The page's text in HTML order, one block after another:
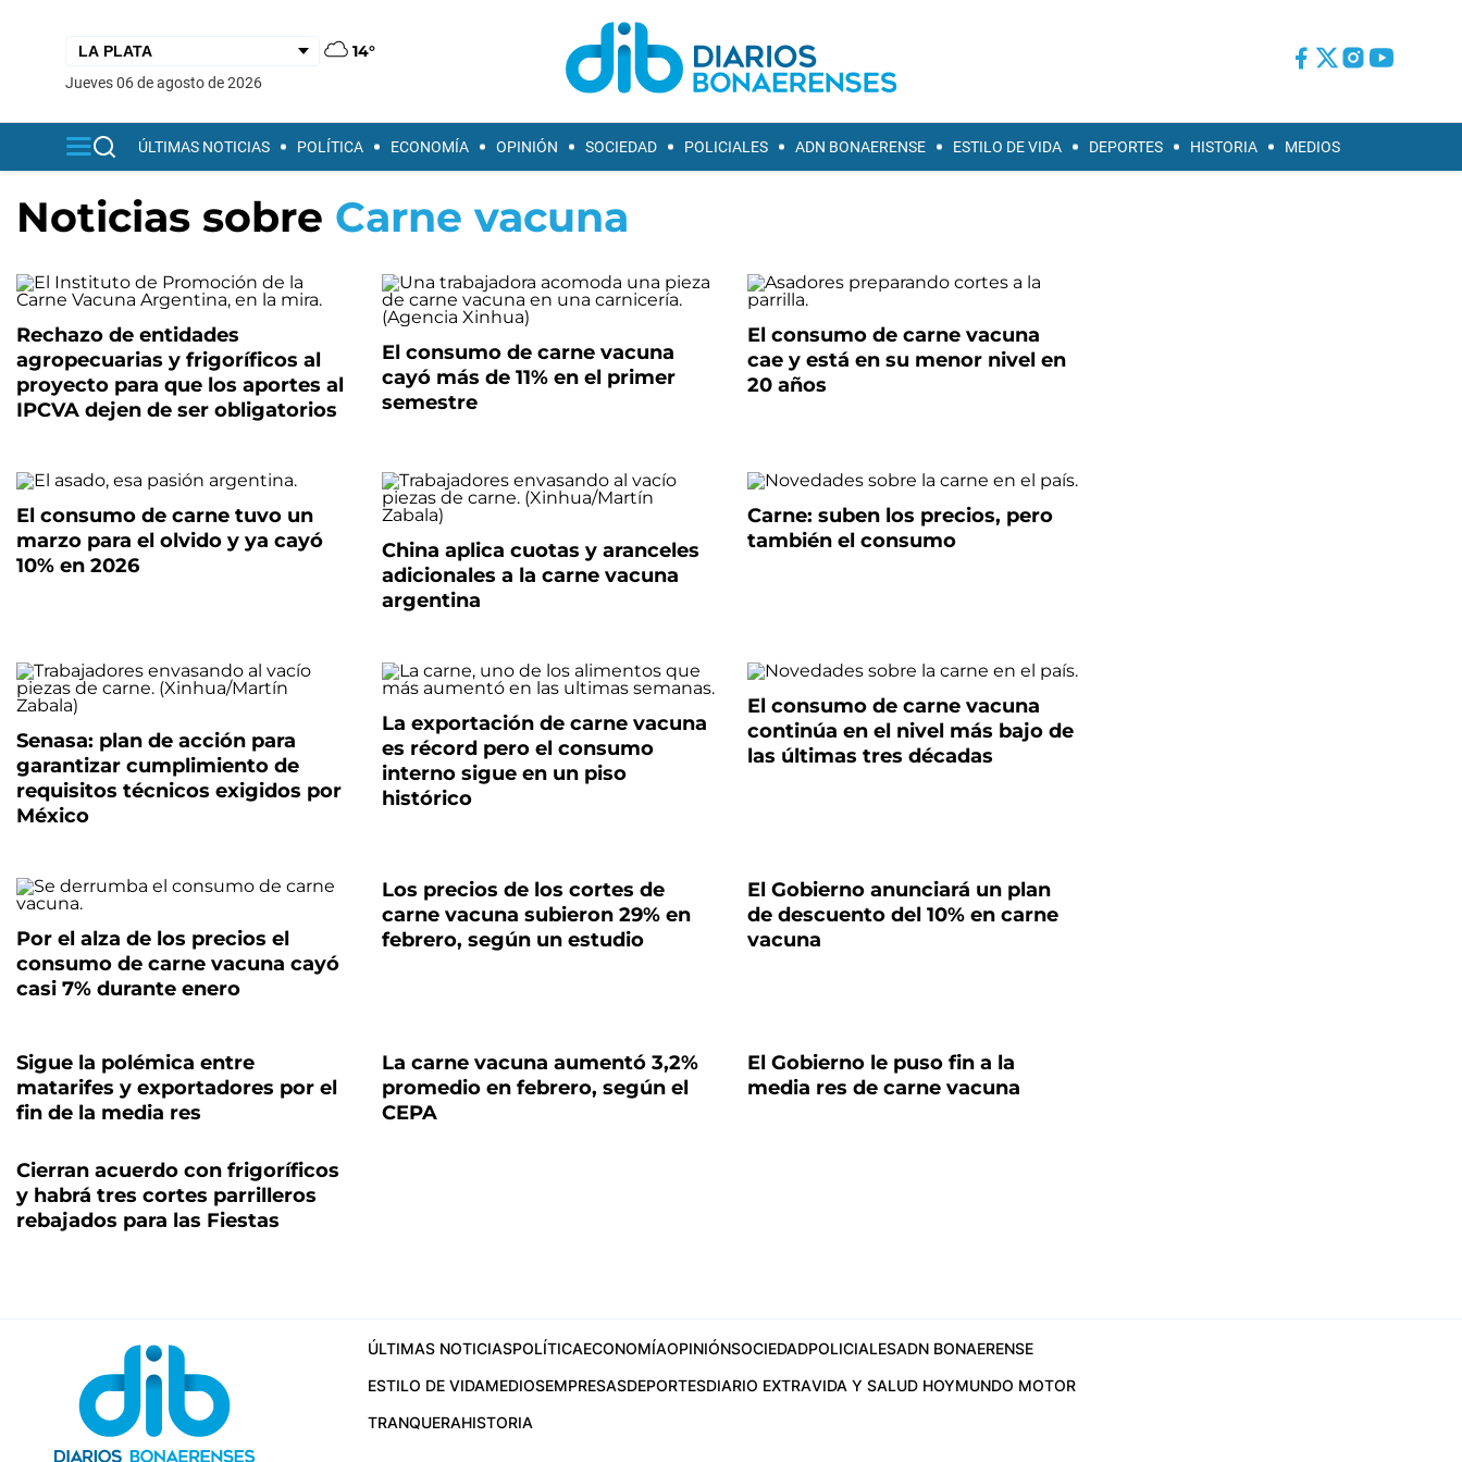
14°
jueves 06 de agosto de 2026
ÚLTIMAS NOTICIAS POLÍTICA ECONOMÍA OPINIÓN SOCIEDAD POLICIALES ADN BONAERENSE ESTILO DE VIDA DEPORTES HISTORIA MEDIOS
Noticias sobre Carne vacuna
Rechazo de entidades
agropecuarias y frigoríficos al
proyecto para que los aportes al
IPCVA dejen de ser obligatorios
El consumo de carne vacuna
cayó más de 11% en el primer
semestre
El consumo de carne vacuna
cae y está en su menor nivel en
20 años
El consumo de carne tuvo un
marzo para el olvido y ya cayó
10% en 2026
China aplica cuotas y aranceles
adicionales a la carne vacuna
argentina
Carne: suben los precios, pero
también el consumo
Senasa: plan de acción para
garantizar cumplimiento de
requisitos técnicos exigidos por
México
La exportación de carne vacuna
es récord pero el consumo
interno sigue en un piso
histórico
El consumo de carne vacuna
continúa en el nivel más bajo de
las últimas tres décadas
Por el alza de los precios el
consumo de carne vacuna cayó
casi 7% durante enero
Los precios de los cortes de
carne vacuna subieron 29% en
febrero, según un estudio
El Gobierno anunciará un plan
de descuento del 10% en carne
vacuna
Sigue la polémica entre
matarifes y exportadores por el
fin de la media res
La carne vacuna aumentó 3,2%
promedio en febrero, según el
CEPA
El Gobierno le puso fin a la
media res de carne vacuna
Cierran acuerdo con frigoríficos
y habrá tres cortes parrilleros
rebajados para las Fiestas
ÚLTIMAS NOTICIASPOLÍTICAECONOMÍAOPINIÓNSOCIEDADPOLICIALESADN BONAERENSE
ESTILO DE VIDAMEDIOSEMPRESASDEPORTESDIARIO EXTRAVIDA Y SALUD HOYMUNDO MOTOR
TRANQUERAHISTORIA